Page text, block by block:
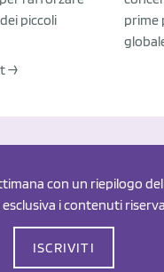
piccoli
prime
→
con un riepilogo
i contenuti
ISCRIVITI